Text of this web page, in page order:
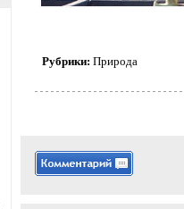
Рубрики: Природа